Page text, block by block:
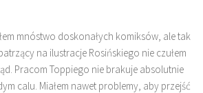
mnóstwo doskonałych komiksów, ale tak
na ilustracje Rosińskiego nie czułem
Pracom Toppiego nie brakuje absolutnie
calu. Miałem nawet problemy, aby przejść